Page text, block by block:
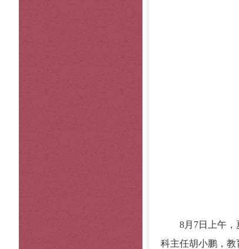
8月7日上午
科主任胡小鹏，教